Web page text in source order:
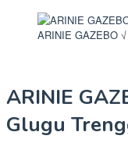
ARINIE GAZEBO
ARINIE
Glugu